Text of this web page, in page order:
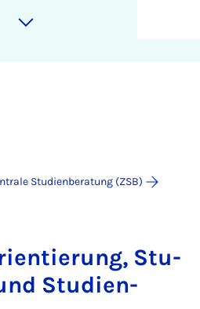
Studienberatung (ZSB)
Stu­
Stu­di­e­n­